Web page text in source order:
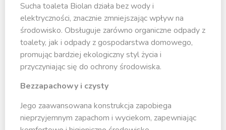
Sucha toaleta Biolan działa bez wody i
elektryczności, znacznie zmniejszając wpływ na
środowisko. Obsługuje zarówno organiczne odpady z
toalety, jak i odpady z gospodarstwa domowego,
promując bardziej ekologiczny styl życia i
przyczyniając się do ochrony środowiska.
Bezzapachowy i czysty
Jego zaawansowana konstrukcja zapobiega
nieprzyjemnym zapachom i wyciekom, zapewniając